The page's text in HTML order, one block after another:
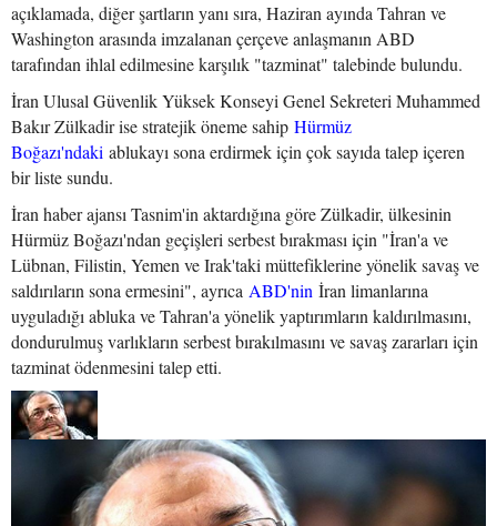
açıklamada, diğer şartların yanı sıra, Haziran ayında Tahran ve
Washington arasında imzalanan çerçeve anlaşmanın ABD
tarafından ihlal edilmesine karşılık "tazminat" talebinde bulundu.
İran Ulusal Güvenlik Yüksek Konseyi Genel Sekreteri Muhammed
Bakır Zülkadir ise stratejik öneme sahip Hürmüz
Boğazı'ndaki ablukayı sona erdirmek için çok sayıda talep içeren
bir liste sundu.
İran haber ajansı Tasnim'in aktardığına göre Zülkadir, ülkesinin
Hürmüz Boğazı'ndan geçişleri serbest bırakması için "İran'a ve
Lübnan, Filistin, Yemen ve Irak'taki müttefiklerine yönelik savaş ve
saldırıların sona ermesini", ayrıca ABD'nin İran limanlarına
uyguladığı abluka ve Tahran'a yönelik yaptırımların kaldırılmasını,
dondurulmuş varlıkların serbest bırakılmasını ve savaş zararları için
tazminat ödenmesini talep etti.